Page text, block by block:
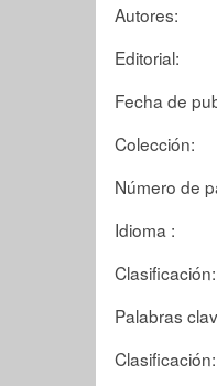
Autores:
Editorial:
Fecha de
Colección:
Número de
Idioma :
Clasificación:
Palabras
Clasificación: